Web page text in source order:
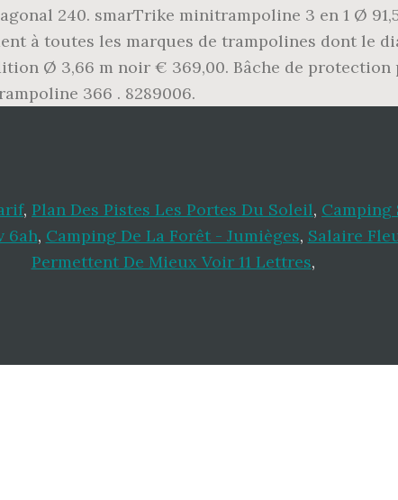
240. smarTrike minitrampoline 3 en 1 Ø
à toutes les marques de trampolines dont le
Ø 3,66 m noir € 369,00. Bâche de protection
366 . 8289006.
, Plan Des Pistes Les Portes Du Soleil, Camping
6ah, Camping De La Forêt - Jumièges, Salaire
Permettent De Mieux Voir 11 Lettres,